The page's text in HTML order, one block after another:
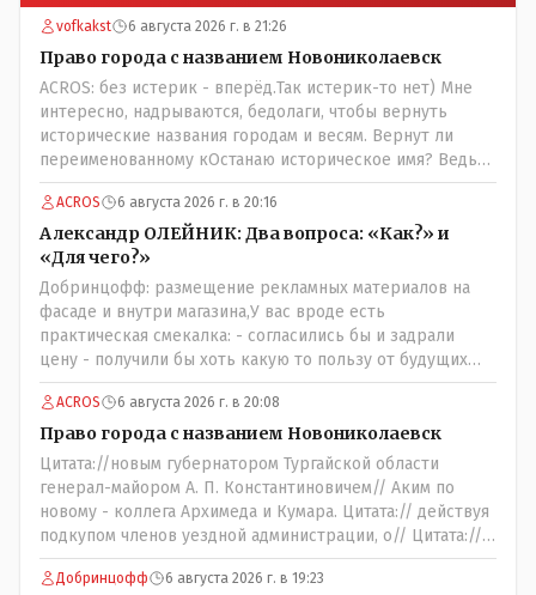
vofkakst 6 августа 2026 г. в 21:26
Право города с названием Новониколаевск
ACROS: без истерик - вперёд.Так истерик-то нет) Мне
интересно, надрываются, бедолаги, чтобы вернуть
исторические названия городам и весям. Вернут ли
переименованному кОстанаю историческое имя? Ведь
для этого же эти она.. ономасты существуют)) Или тут
тоже двойной стандарт есть?
ACROS 6 августа 2026 г. в 20:16
Александр ОЛЕЙНИК: Два вопроса: «Как?» и
«Для чего?»
Добринцофф: размещение рекламных материалов на
фасаде и внутри магазина,У вас вроде есть
практическая смекалка: - согласились бы и задрали
цену - получили бы хоть какую то пользу от будущих
депутатов, как говориться- с паршивой овцы хоть
шерсти клок, тем более эта тётенька платила бы не со
своего кармана, а с халявных, партийных денег.- думаю
сильно не торговалась бы.
ACROS 6 августа 2026 г. в 20:08
Право города с названием Новониколаевск
Цитата://новым губернатором Тургайской области
генерал-майором А. П. Константиновичем// Аким по
новому - коллега Архимеда и Кумара. Цитата:// действуя
подкупом членов уездной администрации, о// Цитата://
Последовала спекуляция земельными участками,//
Интересно: - тогда был антикорруционный комитет ???
Добринцофф 6 августа 2026 г. в 19:23